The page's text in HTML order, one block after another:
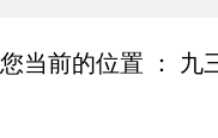
您当前的位置 ： 九